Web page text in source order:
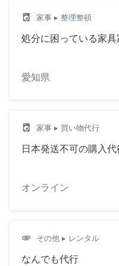
local_laundry_service 家事 ▸ 整理整頓
処分に困っている家具
愛知県
local_laundry_service 家事 ▸ 買い物代行
日本発送不可の購入代
オンライン
attachment その他 ▸ レンタル
なんでも代行